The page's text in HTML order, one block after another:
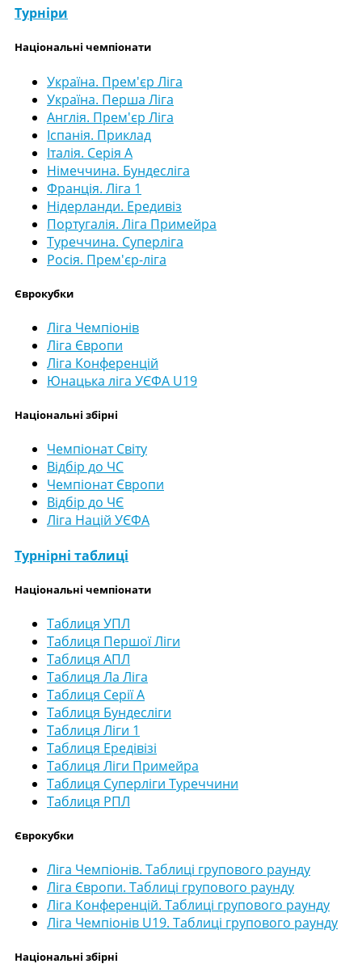
Турніри
Національні чемпіонати
Україна. Прем'єр Ліга
Україна. Перша Ліга
Англія. Прем'єр Ліга
Іспанія. Приклад
Італія. Серія А
Німеччина. Бундесліга
Франція. Ліга 1
Нідерланди. Ередивіз
Португалія. Ліга Примейра
Туреччина. Суперліга
Росія. Прем'єр-ліга
Єврокубки
Ліга Чемпіонів
Ліга Європи
Ліга Конференцій
Юнацька ліга УЄФА U19
Національні збірні
Чемпіонат Світу
Відбір до ЧС
Чемпіонат Європи
Відбір до ЧЄ
Ліга Націй УЄФА
Турнірні таблиці
Національні чемпіонати
Таблиця УПЛ
Таблиця Першої Ліги
Таблиця АПЛ
Таблиця Ла Ліга
Таблиця Серії А
Таблиця Бундесліги
Таблиця Ліги 1
Таблиця Ередівізі
Таблиця Ліги Примейра
Таблиця Суперліги Туреччини
Таблиця РПЛ
Єврокубки
Ліга Чемпіонів. Таблиці групового раунду
Ліга Європи. Таблиці групового раунду
Ліга Конференцій. Таблиці групового раунду
Ліга Чемпіонів U19. Таблиці групового раунду
Національні збірні